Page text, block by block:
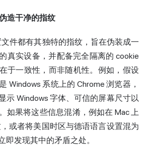
造干净的指纹
文件都有其独特的指纹，旨在伪装成一
真实设备，并配备完全隔离的 cookie
于一致性，而非随机性。例如，假设
Windows 系统上的 Chrome 浏览器，
示 Windows 字体、可信的屏幕尺寸以
如果将这些信息混淆，例如在 Mac 上
或者将美国时区与德语语言设置混为
即发现其中的矛盾之处。